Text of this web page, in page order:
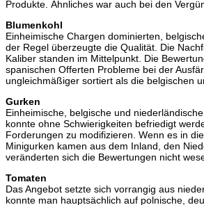
Produkte. Ähnliches war auch bei den
Blumenkohl
Einheimische Chargen dominierten,
der Regel überzeugte die Qualität. Die
Kaliber standen im Mittelpunkt. Die
spanischen Offerten Probleme bei der
ungleichmäßiger sortiert als die belgischen
Gurken
Einheimische, belgische und
konnte ohne Schwierigkeiten befriedigt
Forderungen zu modifizieren. Wenn es in
Minigurken kamen aus dem Inland, den
veränderten sich die Bewertungen nicht
Tomaten
Das Angebot setzte sich vorrangig aus
konnte man hauptsächlich auf polnische,